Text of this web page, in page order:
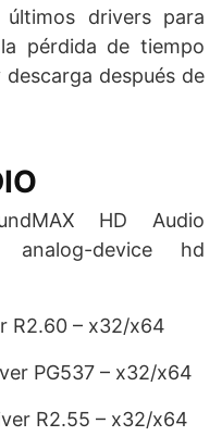
drivers para
pérdida de tiempo
después de
HD Audio
device hd
R2.60 – x32/x64
PG537 – x32/x64
R2.55 – x32/x64